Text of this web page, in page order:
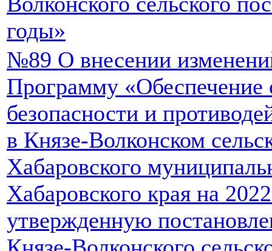
годы»
№89 О внесении
Программу «Обеспечение
безопасности и
в Князе-Волконском
Хабаровского
Хабаровского края на
утвержденную